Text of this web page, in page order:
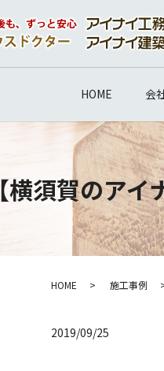
HOME 会
【横須賀のア
HOME 施工事例
2019/09/25